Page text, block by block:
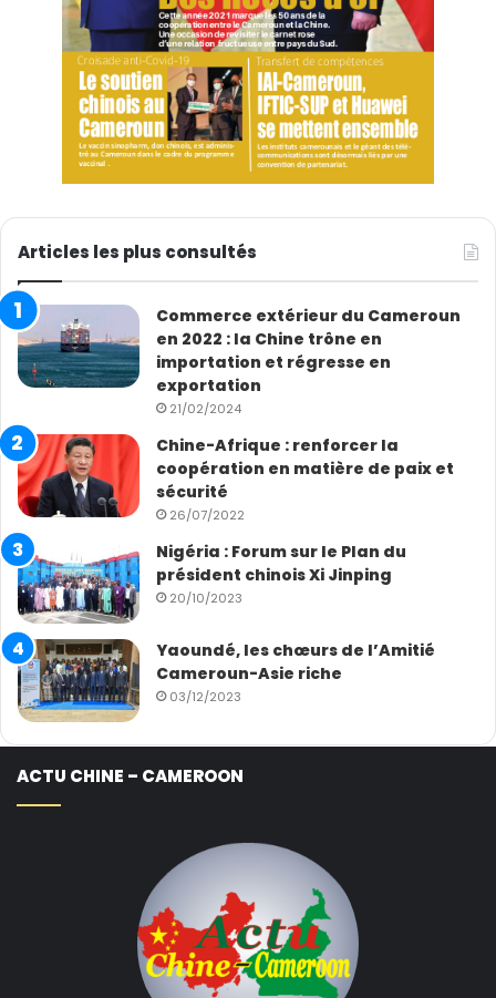
Articles les plus consultés
Commerce extérieur du Cameroun
en 2022 : la Chine trône en
importation et régresse en
exportation
21/02/2024
Chine-Afrique : renforcer la
coopération en matière de paix et
sécurité
26/07/2022
Nigéria : Forum sur le Plan du
président chinois Xi Jinping
20/10/2023
Yaoundé, les chœurs de l’Amitié
Cameroun-Asie riche
03/12/2023
ACTU CHINE – CAMEROON